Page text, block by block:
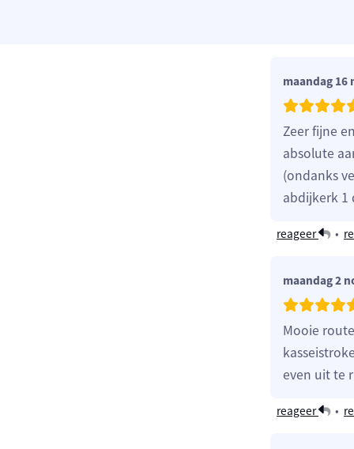
maandag 16
Zeer fijne
absolute
(ondanks
abdijkerk 1
reageer •
maandag 2
Mooie
even uit te
reageer •